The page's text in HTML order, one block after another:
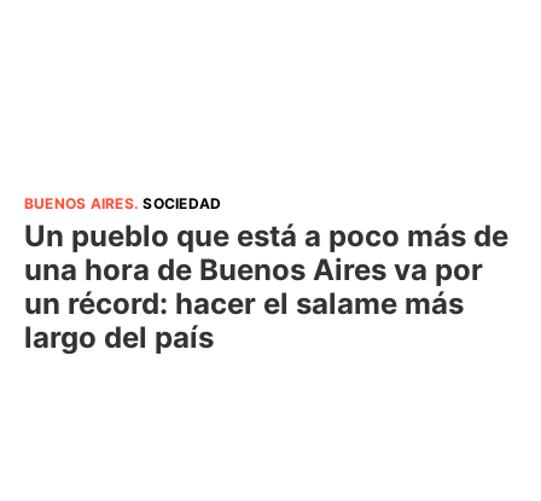
BUENOS AIRES.SOCIEDAD
Un pueblo que está a poco más de
una hora de Buenos Aires va por
un récord: hacer el salame más
largo del país